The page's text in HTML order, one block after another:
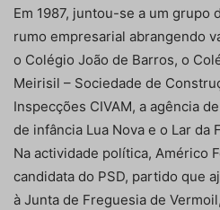
Em 1987, juntou-se a um grupo
rumo empresarial abrangendo
o Colégio João de Barros, o
Meirisil – Sociedade de
Inspecções CIVAM, a agência
de infância Lua Nova e o Lar da
Na actividade política, Américo
candidata do PSD, partido que
à Junta de Freguesia de